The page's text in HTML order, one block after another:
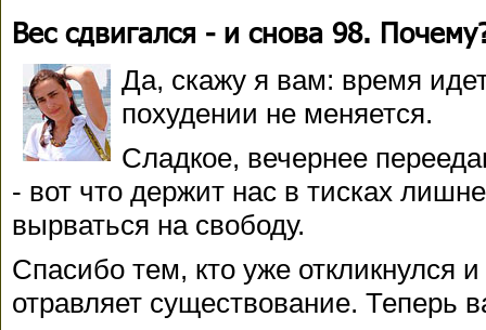
Вес сдвигался - и снова 98.
Да, скажу я вам: время
похудении не меняется.
Сладкое, вечернее
- вот что держит нас в тисках
вырваться на свободу.
Спасибо тем, кто уже откликнулся
отравляет существование. Теперь